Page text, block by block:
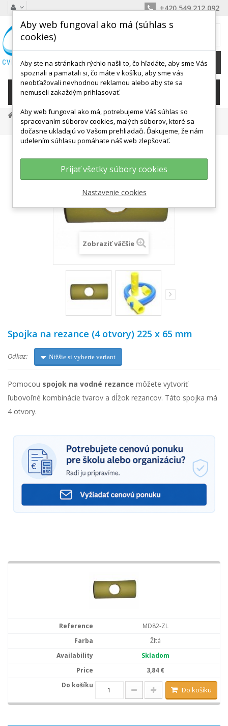
+420 549 212 092
KATEGÓRIE
Cvičenie Vo Vode
Vodné Rezance A Spojky
Spojka Na Rezance (4 Otvory) 225 X 65 Mm
Zobraziť väčšie
Spojka na rezance (4 otvory) 225 x 65 mm
Odkaz: Nižšie si vyberte variant
Pomocou spojok na vodné rezance môžete vytvoriť
ľubovoľné kombinácie tvarov a dĺžok rezancov. Táto spojka má
4 otvory.
MD82-ZL
Žltá
Skladom
3,84 €
Do košíku
Aby web fungoval ako má (súhlas s
cookies)
Aby ste na stránkach rýchlo našli to, čo hľadáte, aby sme Vás
spoznali a pamätali si, čo máte v košíku, aby sme vás
neobťažovali nevhodnou reklamou alebo aby ste sa
nemuseli zakaždým prihlasovať.
Aby web fungoval ako má, potrebujeme Váš súhlas so
spracovaním súborov cookies, malých súborov, ktoré sa
dočasne ukladajú vo Vašom prehliadači. Ďakujeme, že nám
udelením súhlasu pomáhate náš web zlepšovať.
Prijať všetky súbory cookies
Nastavenie cookies